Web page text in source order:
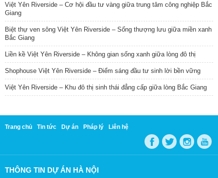
Việt Yên Riverside – Cơ hội đầu tư vàng giữa trung tâm công nghiệp Bắc
Giang
Biệt thự ven sông Việt Yên Riverside – Sống thượng lưu giữa miền xanh
Bắc Giang
Liền kề Việt Yên Riverside – Không gian sống xanh giữa lòng đô thị
Shophouse Việt Yên Riverside – Điểm sáng đầu tư sinh lời bền vững
Việt Yên Riverside – Khu đô thị sinh thái đẳng cấp giữa lòng Bắc Giang
Trang chủ Tin tức Dự án Pháp lý Liên hệ
THÔNG TIN DỰ ÁN HÀ NỘI